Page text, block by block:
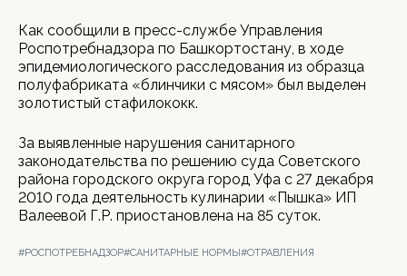
Как сообщили в пресс-службе Управления
Роспотребнадзора по Башкортостану, в ходе
эпидемиологического расследования из образца
полуфабриката «блинчики с мясом» был выделен
золотистый стафилококк.
За выявленные нарушения санитарного
законодательства по решению суда Советского
района городского округа город Уфа с 27 декабря
2010 года деятельность кулинарии «Пышка» ИП
Валеевой Г.Р. приостановлена на 85 суток.
#РОСПОТРЕБНАДЗОР#САНИТАРНЫЕ НОРМЫ#ОТРАВЛЕНИЯ